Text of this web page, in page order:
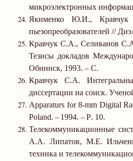
микроэлектронных
Якименко Ю.И., Кравчук
пьезопреобразователей //
Кравчук С.А., Селиванов
Тезисы докладов
Обнинск, 1993. – С.
Кравчук С.А.
диссертации на соиск.
Apparaturs for 8-mm Digital
Poland. – 1994. –P. 10.
Телекоммуникационные
А.А. Липатов, М.Е.
техника и